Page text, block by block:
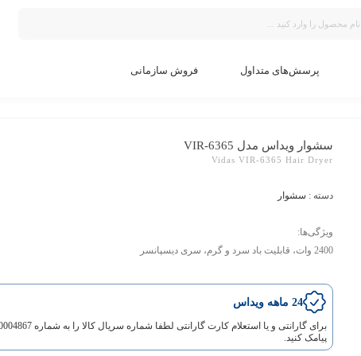
پرسش‌های متداول فروش سازمانی
سشوار ویداس مدل VIR-6365
Vidas VIR-6365 Hair Dryer
دسته : سشوار
ویژگی‌ها:
2400 وات، قابلیت باد سرد و گرم، سری دیسپانسر
24 ماهه ویداس
برای گارانتی و یا استعلام کارت گارانتی لطفا شماره سریال کالا را
پیامک کنید.